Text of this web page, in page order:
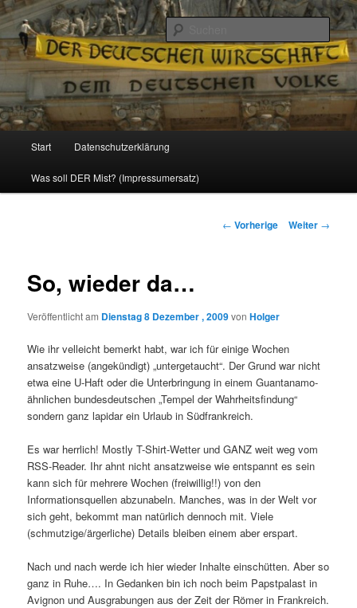
Reizzentrum
Politik, Wirtschaft, Soziales und Gesellschaft
Zum
Inhalt
Start Datenschutzerklärung
Was soll DER Mist? (Impressumersatz)
Beitrags-
← Vorherige Weiter →
So, wieder da…
Veröffentlicht am Dienstag 8 Dezember , 2009vonHolger
Wie ihr velleicht bemerkt habt, war ich für einige Wochen
ansatzweise (angekündigt) „untergetaucht“. Der Grund war nicht
etwa eine U-Haft oder die Unterbringung in einem Guantanamo-
ähnlichen bundesdeutschen „Tempel der Wahrheitsfindung“
sondern ganz lapidar ein Urlaub in Südfrankreich.
Es war herrlich! Mostly T-Shirt-Wetter und GANZ weit weg vom
RSS-Reader. Ihr ahnt nicht ansatzweise wie entspannt es sein
kann sich für mehrere Wochen (freiwillig!!) von den
Informationsquellen abzunabeln. Manches, was in der Welt vor
sich geht, bekommt man natürlich dennoch mit. Viele
(schmutzige/ärgerliche) Details bleiben einem aber erspart.
Nach und nach werde ich hier wieder Inhalte einschütten. Aber so
ganz in Ruhe…. In Gedanken bin ich noch beim Papstpalast in
Avignon und Ausgrabungen aus der Zeit der Römer in Frankreich.